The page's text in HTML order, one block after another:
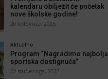
kalendaru obilježit će početak
nove školske godine!
20 kolovoza, 2025
Aktualno
Program “Nagradimo najbolja
sportska dostignuća”
22 studenoga, 2022